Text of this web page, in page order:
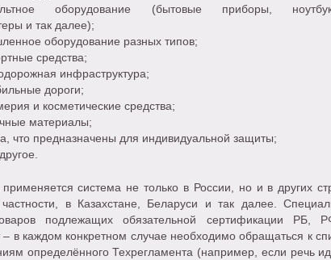
оборудование (бытовые приборы,
и так далее);
оборудование разных типов;
средства;
инфраструктура;
дороги;
и косметические средства;
материалы;
что предназначены для индивидуальной защиты;
система не только в России, но и в других
в Казахстане, Беларуси и так далее.
подлежащих обязательной сертификации РБ,
– в каждом конкретном случае необходимо обращаться к
определённого Техрегламента (например, если речь